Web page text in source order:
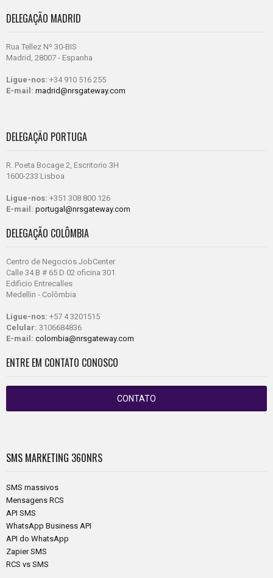
DELEGAÇÃO MADRID
Rua Tellez Nº 30-BIS
Madrid, 28007 - Espanha
Ligue-nos: +34 910 516 255
E-mail: madrid@nrsgateway.com
DELEGAÇÃO PORTUGA
R. Poeta Bocage 2, Escritorio 3H
1600-233 Lisboa
Ligue-nos: +351 308 800 126
E-mail: portugal@nrsgateway.com
DELEGAÇÃO COLÔMBIA
Centro de Negocios JobCenter
Calle 34 B # 65 D 02 oficina 301
Edificio Entrecalles
Medellin - Colômbia
Ligue-nos: +57 4 3201515
Celular: 3106684836
E-mail: colombia@nrsgateway.com
ENTRE EM CONTATO CONOSCO
CONTATO
SMS MARKETING 360NRS
SMS massivos
Mensagens RCS
API SMS
WhatsApp Business API
API do WhatsApp
Zapier SMS
RCS vs SMS